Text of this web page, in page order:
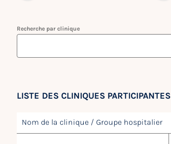
Recherche par clinique
LISTE DES CLINIQUES PARTICIPANTES
Nom de la clinique / Groupe hospitalier